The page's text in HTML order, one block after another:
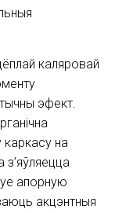
каляровай
эфект.
на
апорную
акцэнтныя